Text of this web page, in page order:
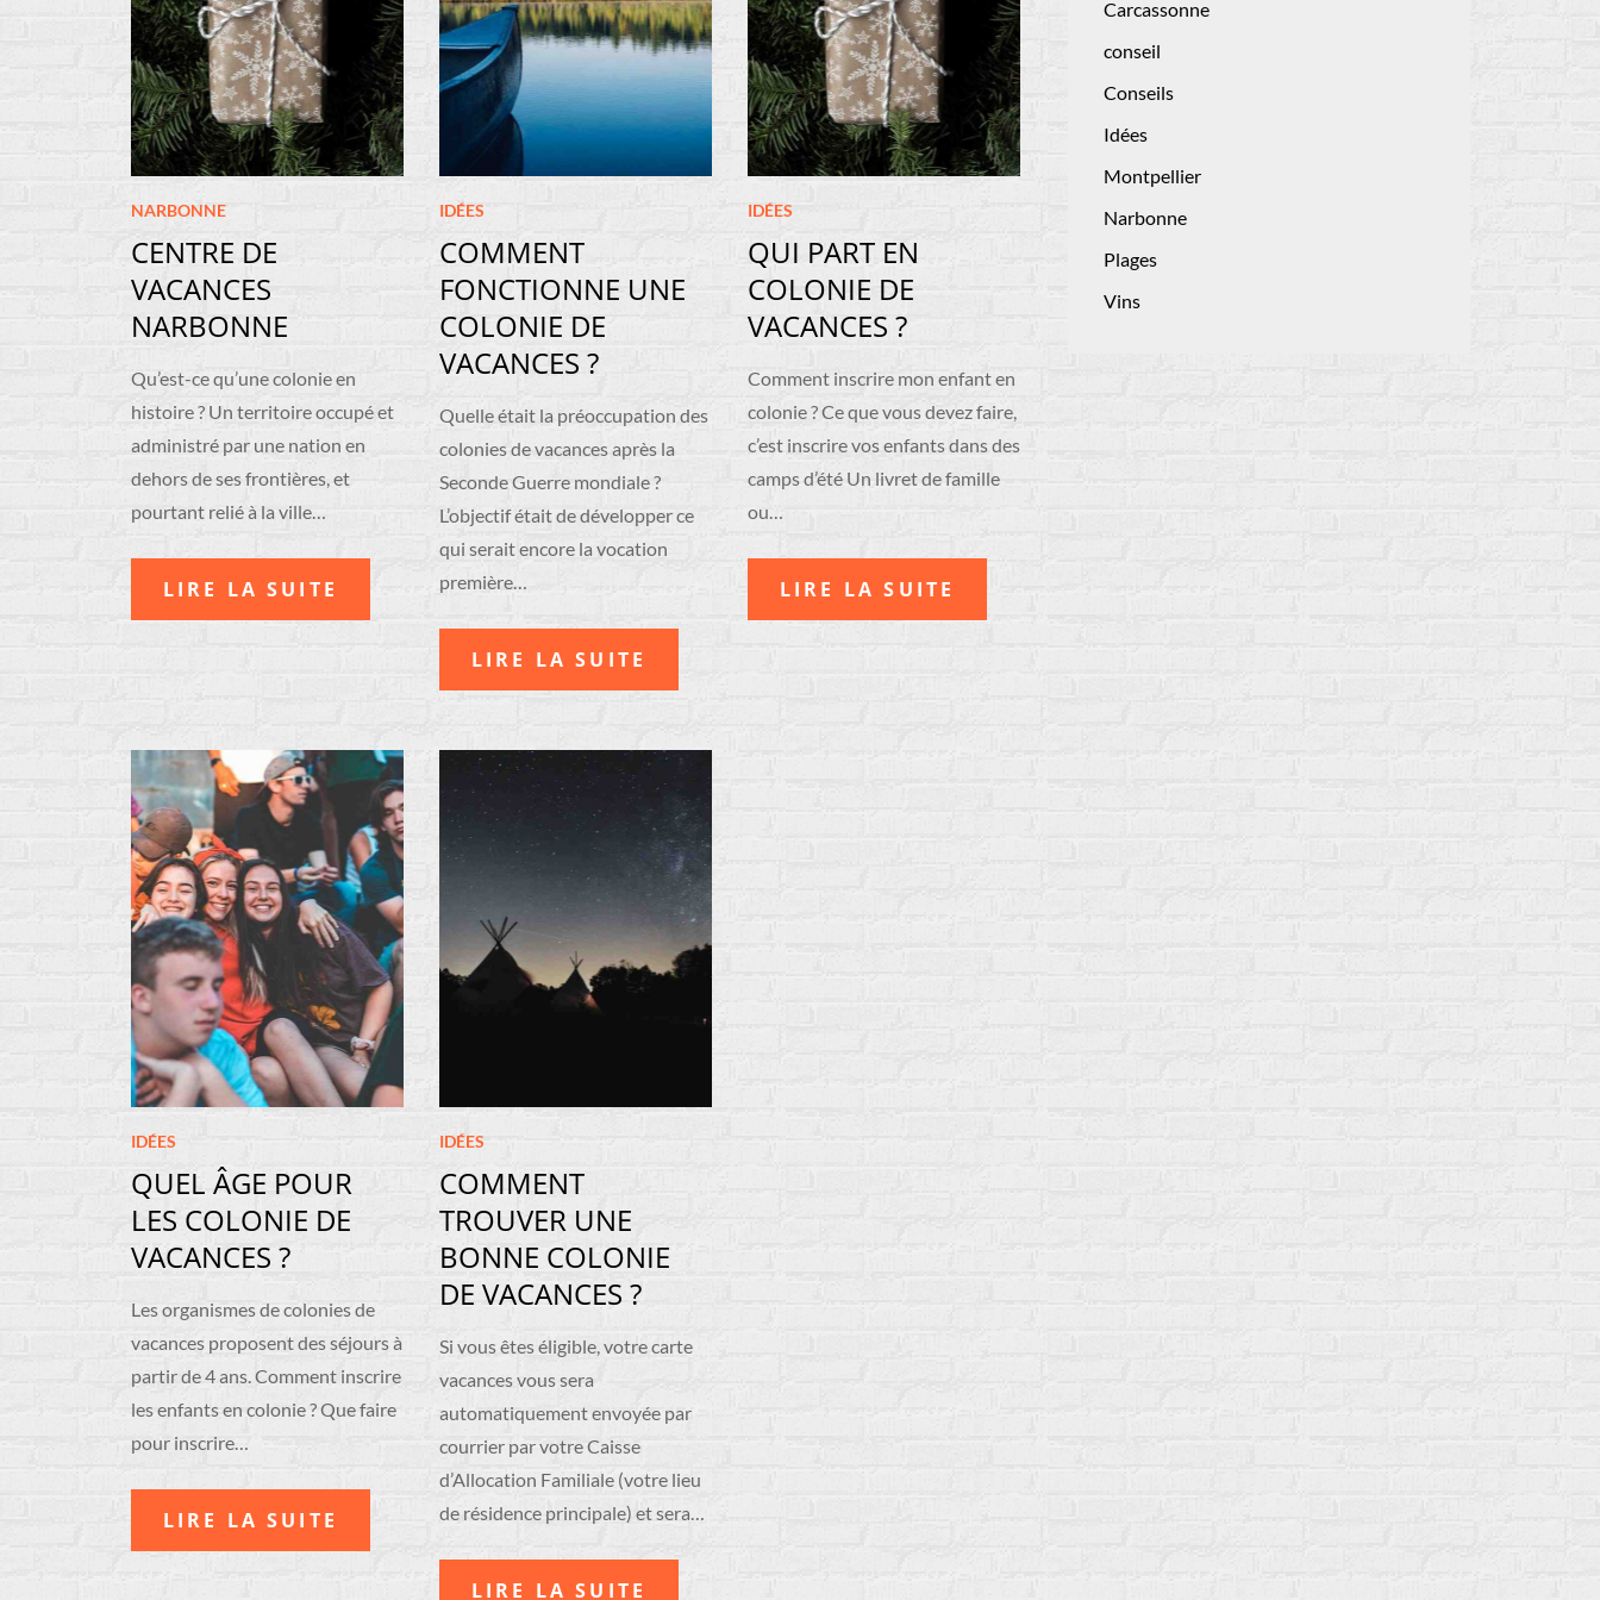
NARBONNE
CENTRE DE
VACANCES
NARBONNE
Qu’est-ce qu’une colonie en
histoire ? Un territoire occupé et
administré par une nation en
dehors de ses frontières, et
pourtant relié à la ville…
LIRE LA SUITE
IDÉES
COMMENT
FONCTIONNE UNE
COLONIE DE
VACANCES ?
Quelle était la préoccupation des
colonies de vacances après la
Seconde Guerre mondiale ?
L’objectif était de développer ce
qui serait encore la vocation
première…
LIRE LA SUITE
IDÉES
QUI PART EN
COLONIE DE
VACANCES ?
Comment inscrire mon enfant en
colonie ? Ce que vous devez faire,
c’est inscrire vos enfants dans des
camps d’été Un livret de famille
ou…
LIRE LA SUITE
IDÉES
QUEL ÂGE POUR
LES COLONIE DE
VACANCES ?
Les organismes de colonies de
vacances proposent des séjours à
partir de 4 ans. Comment inscrire
les enfants en colonie ? Que faire
pour inscrire…
LIRE LA SUITE
IDÉES
COMMENT
TROUVER UNE
BONNE COLONIE
DE VACANCES ?
Si vous êtes éligible, votre carte
vacances vous sera
automatiquement envoyée par
courrier par votre Caisse
d’Allocation Familiale (votre lieu
de résidence principale) et sera…
LIRE LA SUITE
Carcassonne
conseil
Conseils
Idées
Montpellier
Narbonne
Plages
Vins